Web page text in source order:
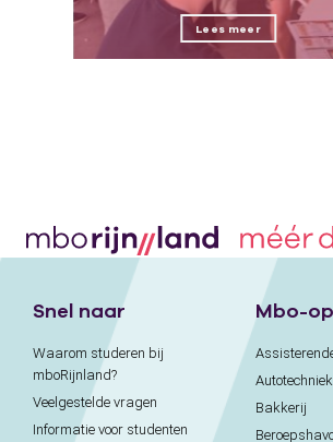
Lees meer
Snel naar
Waarom studeren bij
mboRijnland?
Veelgestelde vragen
Informatie voor studenten
Mbo-
Bakkerij